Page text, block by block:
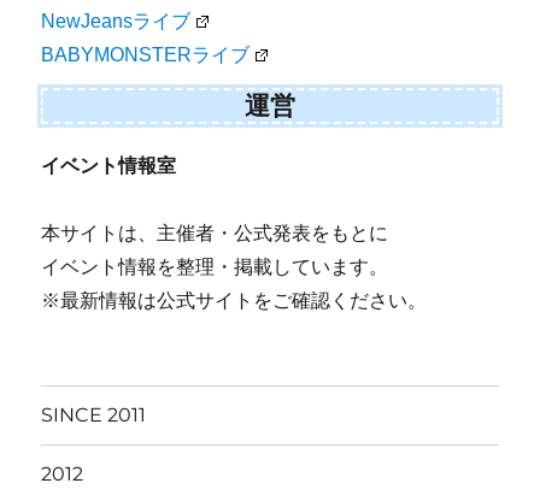
NewJeansライブ
BABYMONSTERライブ
運営
イベント情報室
本サイトは、主催者・公式発表をもとに
イベント情報を整理・掲載しています。
※最新情報は公式サイトをご確認ください。
SINCE 2011
2012